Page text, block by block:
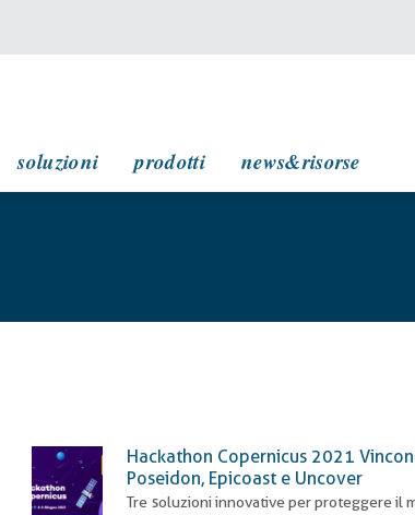
soluzioni prodotti news&risorse
Hackathon Copernicus 2021
Poseidon, Epicoast e Uncover
Tre soluzioni innovative per proteggere il